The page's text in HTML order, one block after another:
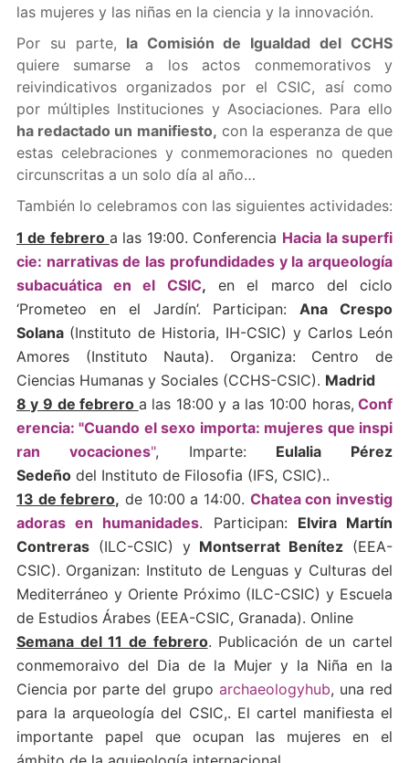
las mujeres y las niñas en la ciencia y la innovación.
Por su parte, la Comisión de Igualdad del CCHS
quiere sumarse a los actos conmemorativos y
reivindicativos organizados por el CSIC, así como
por múltiples Instituciones y Asociaciones. Para ello
ha redactado un manifiesto, con la esperanza de que
estas celebraciones y conmemoraciones no queden
circunscritas a un solo día al año…
También lo celebramos con las siguientes actividades:
1 de febrero a las 19:00. Conferencia Hacia la superfi
cie: narrativas de las profundidades y la arqueología
subacuática en el CSIC, en el marco del ciclo
‘Prometeo en el Jardín’. Participan:Ana Crespo
Solana (Instituto de Historia, IH-CSIC) y Carlos León
Amores (Instituto Nauta). Organiza: Centro de
Ciencias Humanas y Sociales (CCHS-CSIC). Madrid
8 y 9 de febrero a las 18:00 y a las 10:00 horas, Conf
erencia: "Cuando el sexo importa: mujeres que inspi
ran vocaciones", Imparte: Eulalia Pérez
Sedeñodel Instituto de Filosofia (IFS, CSIC)..
13 de febrero, de 10:00 a 14:00. Chatea con investig
adoras en humanidades. Participan: Elvira Martín
Contreras(ILC-CSIC) y Montserrat Benítez (EEA-
CSIC). Organizan: Instituto de Lenguas y Culturas del
Mediterráneo y Oriente Próximo (ILC-CSIC) y Escuela
de Estudios Árabes (EEA-CSIC, Granada). Online
Semana del 11 de febrero. Publicación de un cartel
conmemoraivo del Dia de la Mujer y la Niña en la
Ciencia por parte del grupo archaeologyhub, una red
para la arqueología del CSIC,. El cartel manifiesta el
importante papel que ocupan las mujeres en el